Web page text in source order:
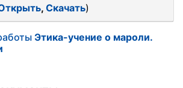
, Скачать)
Этика-учение о мароли.